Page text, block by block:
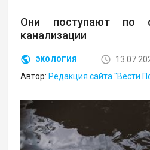
Они поступают по
канализации
ЭКОЛОГИЯ
Автор: Редакция сайта "Вести